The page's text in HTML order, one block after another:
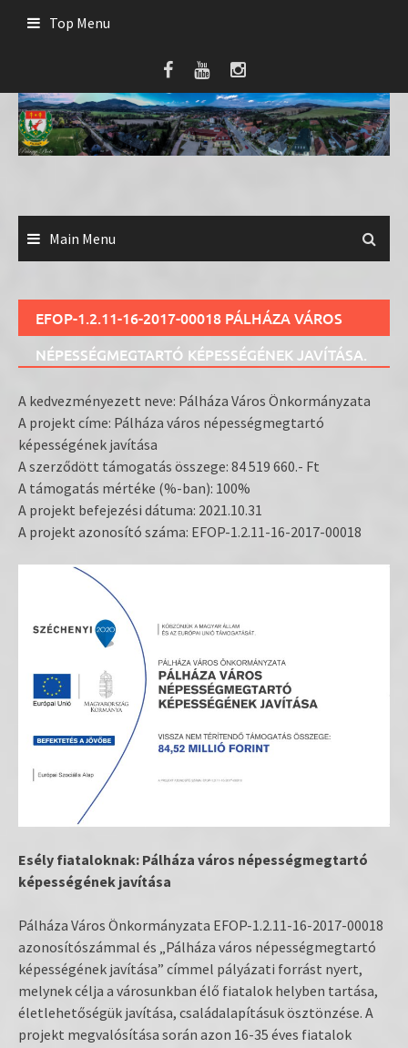
Top Menu
Main Menu
EFOP-1.2.11-16-2017-00018 PÁLHÁZA VÁROS
NÉPESSÉGMEGTARTÓ KÉPESSÉGÉNEK JAVÍTÁSA.
A kedvezményezett neve: Pálháza Város Önkormányzata
A projekt címe: Pálháza város népességmegtartó
képességének javítása
A szerződött támogatás összege: 84 519 660.- Ft
A támogatás mértéke (%-ban): 100%
A projekt befejezési dátuma: 2021.10.31
A projekt azonosító száma: EFOP-1.2.11-16-2017-00018
Esély fiataloknak: Pálháza város népességmegtartó
képességének javítása
Pálháza Város Önkormányzata EFOP-1.2.11-16-2017-00018
azonosítószámmal és „Pálháza város népességmegtartó
képességének javítása” címmel pályázati forrást nyert,
melynek célja a városunkban élő fiatalok helyben tartása,
életlehetőségük javítása, családalapításuk ösztönzése. A
projekt megvalósítása során azon 16-35 éves fiatalok